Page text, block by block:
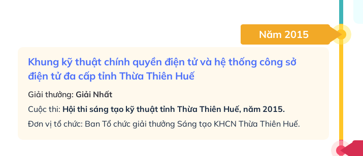
Năm 2015
Khung kỹ thuật chính quyền điện tử và hệ thống công sở
điện tử đa cấp tỉnh Thừa Thiên Huế
Giải thưởng: Giải Nhất
Cuộc thi: Hội thi sáng tạo kỹ thuật tỉnh Thừa Thiên Huế, năm 2015.
Đơn vị tổ chức: Ban Tổ chức giải thưởng Sáng tạo KHCN Thừa Thiên Huế.